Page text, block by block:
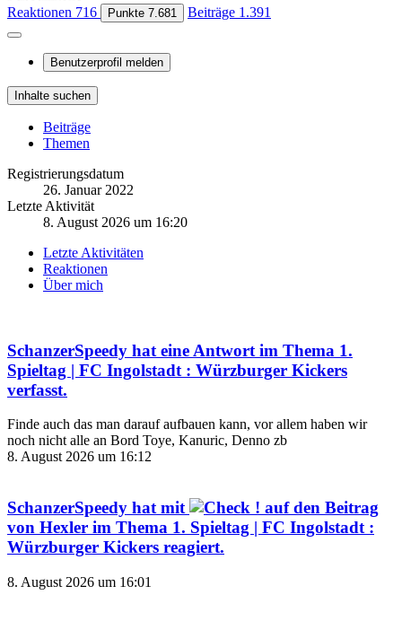
Reaktionen 716 Punkte 7.681 Beiträge 1.391
Benutzerprofil melden
Inhalte suchen
Beiträge
Themen
Registrierungsdatum
26. Januar 2022
Letzte Aktivität
8. August 2026 um 16:20
Letzte Aktivitäten
Reaktionen
Über mich
SchanzerSpeedy hat eine Antwort im Thema 1.
Spieltag | FC Ingolstadt : Würzburger Kickers
verfasst.
Finde auch das man darauf aufbauen kann, vor allem haben wir
noch nicht alle an Bord Toye, Kanuric, Denno zb
8. August 2026 um 16:12
SchanzerSpeedy hat mit
auf den Beitrag
von Hexler im Thema 1. Spieltag | FC Ingolstadt :
Würzburger Kickers reagiert.
8. August 2026 um 16:01